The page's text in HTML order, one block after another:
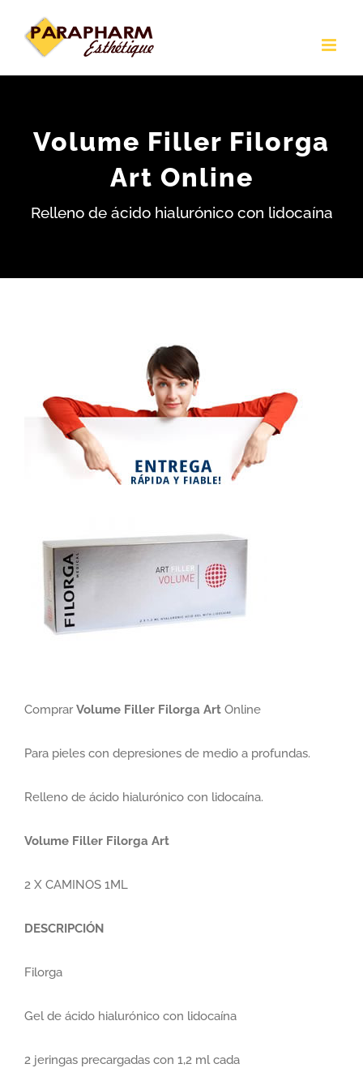
Volume Filler Filorga
Art Online
Relleno de ácido hialurónico con lidocaína
ComprarVolume Filler Filorga Art Online
Para pieles con depresiones de medio a profundas.
Relleno de ácido hialurónico con lidocaína.
Volume Filler Filorga Art
2 X CAMINOS 1ML
DESCRIPCIÓN
Filorga
Gel de ácido hialurónico con lidocaína
2 jeringas precargadas con 1,2 ml cada